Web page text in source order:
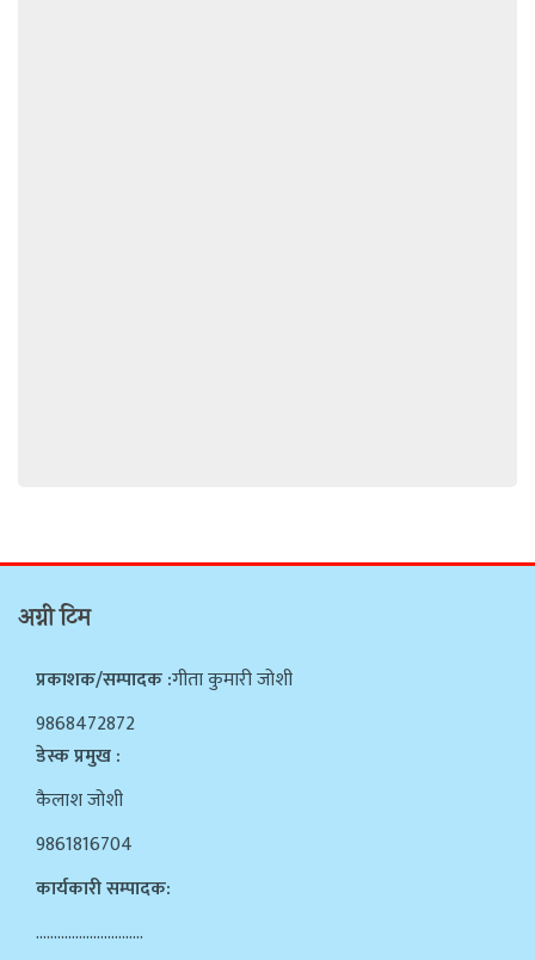
अग्नी टिम
प्रकाशक/सम्पादक :गीता कुमारी जोशी
9868472872
डेस्क प्रमुख :
कैलाश जोशी
9861816704
कार्यकारी सम्पादक:
…………………………